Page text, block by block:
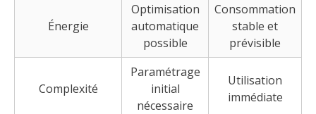
Énergie
Optimisation
automatique
possible
Consommation
stable et
prévisible
Complexité
Paramétrage
initial
nécessaire
Utilisation
immédiate